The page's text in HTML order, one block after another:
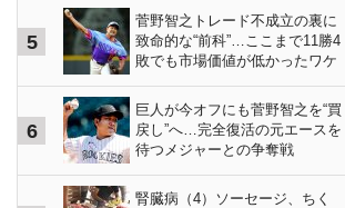
5
菅野智之トレード不成立の裏に
致命的な“前科”…ここまで11勝4
敗でも市場価値が低かったワケ
6
巨人が今オフにも菅野智之を“買
戻し”へ…完全復活の元エースを
待つメジャーとの争奪戦
腎臓病（4）ソーセージ、ちく